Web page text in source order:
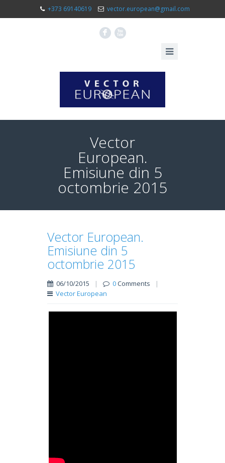
+373 69140619 vector.european@gmail.com
F X
Vector
European.
Emisiune din 5
octombrie 2015
Vector European.
Emisiune din 5
octombrie 2015
06/10/2015 | 0Comments
|
Vector European